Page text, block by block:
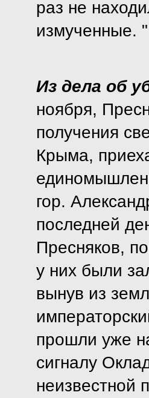
раз не
измученные. "
Из дела об
ноября,
получения
Крыма,
гор.
последней
Пресняков,
у них были
вынув из
прошли уже
сигналу
неизвестной